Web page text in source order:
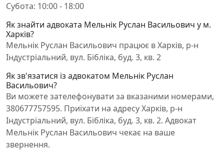
Субота: 10:00 - 18:00
Як знайти адвоката Мельнік Руслан Васильович у м.
Харків?
Мельнік Руслан Васильович працює в Харків, р-н
Індустріальний, вул. Бібліка, буд. 3, кв. 2
Як зв'язатися із адвокатом Мельнік Руслан
Васильович?
Ви можете зателефонувати за вказаними номерами,
380677757595. Приїхати на адресу Харків, р-н
Індустріальний, вул. Бібліка, буд. 3, кв. 2. Адвокат
Мельнік Руслан Васильович чекає на ваше
звернення.